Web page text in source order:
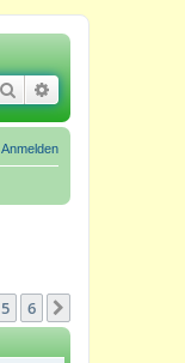
Suche
Anmelden
5 6